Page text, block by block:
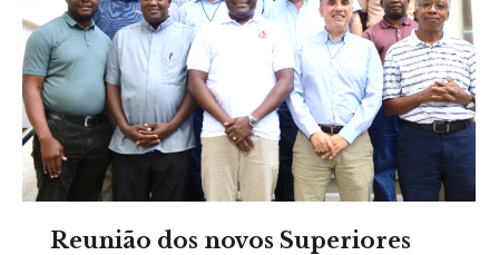
Reunião dos novos Superiores